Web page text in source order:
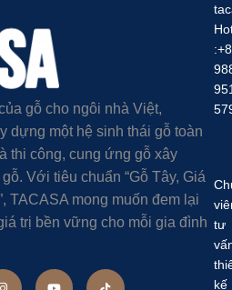
gỗ cho ngôi nhà Việt,
dựng một hệ sinh thái gỗ toàn
thi công, cung ứng gỗ xây
Với tiêu chuẩn “Gỗ Tây, Giá
TACASA mong muốn đem lại
trị bền vững cho mỗi gia đình tư
kế